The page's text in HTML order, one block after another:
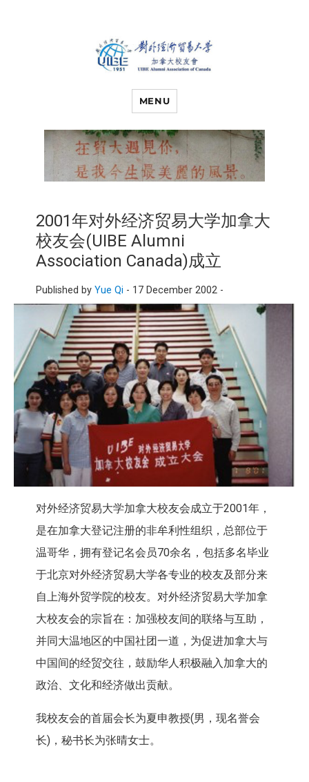
对外经济贸易
大学加拿大校
友会
MENU
2001年对外经济贸易大学加拿大
校友会(UIBE Alumni
Association Canada)成立
Published by Yue Qi - 17 December 2002 -
对外经济贸易大学加拿大校友会成立于2001年，
是在加拿大登记注册的非牟利性组织，总部位于
温哥华，拥有登记名会员70余名，包括多名毕业
于北京对外经济贸易大学各专业的校友及部分来
自上海外贸学院的校友。对外经济贸易大学加拿
大校友会的宗旨在：加强校友间的联络与互助，
并同大温地区的中国社团一道，为促进加拿大与
中国间的经贸交往，鼓励华人积极融入加拿大的
政治、文化和经济做出贡献。
我校友会的首届会长为夏申教授(男，现名誉会
长)，秘书长为张晴女士。